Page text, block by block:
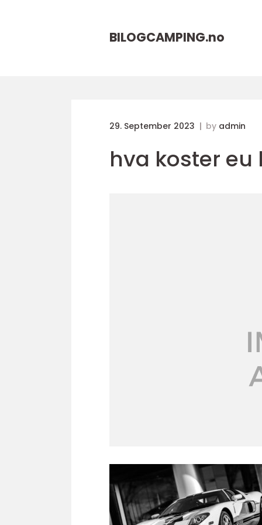
BILOGCAMPING.no
29. September 2023 by admin
hva koster eu